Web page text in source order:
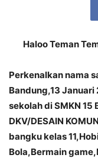
Haloo Teman
Perkenalkan nama
Bandung,13 Januari
sekolah di SMKN 15
DKV/DESAIN
bangku kelas
Bola,Bermain